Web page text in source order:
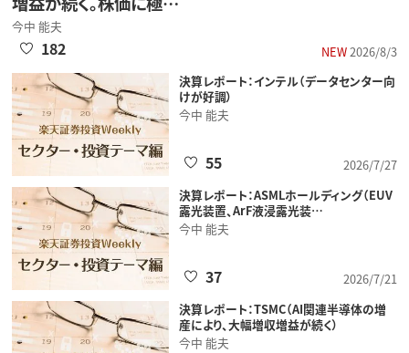
今中 能夫
NEW2026/8/3
182
決算レポート：インテル（データセンター向
けが好調）
今中 能夫
2026/7/27
55
決算レポート：ASMLホールディング（EUV
露光装置、ArF液浸露光装…
今中 能夫
2026/7/21
37
決算レポート：TSMC（AI関連半導体の増
産により、大幅増収増益が続く）
今中 能夫